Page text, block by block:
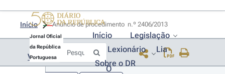
Jornal Oficial
da República
Portuguesa
Início
Legislação
Lexionário
Lia
Sobre o DR
O
Início
Voltar